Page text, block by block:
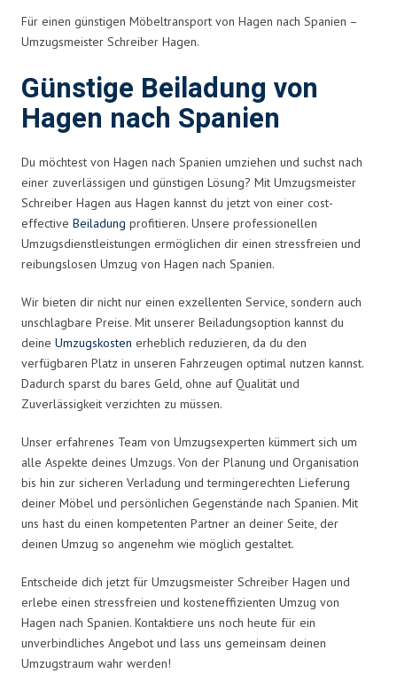
Für einen günstigen Möbeltransport von Hagen nach Spanien –
Umzugsmeister Schreiber Hagen.
Günstige Beiladung von
Hagen nach Spanien
Du möchtest von Hagen nach Spanien umziehen und suchst nach
einer zuverlässigen und günstigen Lösung? Mit Umzugsmeister
Schreiber Hagen aus Hagen kannst du jetzt von einer cost-
effective Beiladung profitieren. Unsere professionellen
Umzugsdienstleistungen ermöglichen dir einen stressfreien und
reibungslosen Umzug von Hagen nach Spanien.
Wir bieten dir nicht nur einen exzellenten Service, sondern auch
unschlagbare Preise. Mit unserer Beiladungsoption kannst du
deine Umzugskosten erheblich reduzieren, da du den
verfügbaren Platz in unseren Fahrzeugen optimal nutzen kannst.
Dadurch sparst du bares Geld, ohne auf Qualität und
Zuverlässigkeit verzichten zu müssen.
Unser erfahrenes Team von Umzugsexperten kümmert sich um
alle Aspekte deines Umzugs. Von der Planung und Organisation
bis hin zur sicheren Verladung und termingerechten Lieferung
deiner Möbel und persönlichen Gegenstände nach Spanien. Mit
uns hast du einen kompetenten Partner an deiner Seite, der
deinen Umzug so angenehm wie möglich gestaltet.
Entscheide dich jetzt für Umzugsmeister Schreiber Hagen und
erlebe einen stressfreien und kosteneffizienten Umzug von
Hagen nach Spanien. Kontaktiere uns noch heute für ein
unverbindliches Angebot und lass uns gemeinsam deinen
Umzugstraum wahr werden!